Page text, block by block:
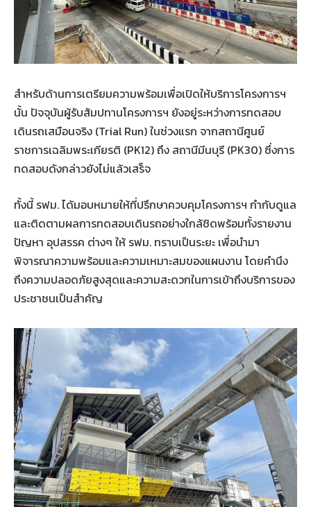
สำหรับด้านการเตรียมความพร้อมเพื่อเปิดให้บริการโครงการฯ
นั้น ปัจจุบันผู้รับสัมปทานโครงการฯ ยังอยู่ระหว่างการทดสอบ
เดินรถเสมือนจริง (Trial Run)ในช่วงแรก จากสถานีศูนย์
ราชการเฉลิมพระเกียรติ (PK12)ถึง สถานีมีนบุรี (PK30) ซึ่งการ
ทดสอบดังกล่าวยังไม่แล้วเสร็จ
ทั้งนี้ รฟม.ได้มอบหมายให้ที่ปรึกษาควบคุมโครงการฯ กำกับดูแล
และติดตามผลการทดสอบเดินรถอย่างใกล้ชิดพร้อมทั้งรายงาน
ปัญหา อุปสรรค ต่างๆ ให้ รฟม. ทราบเป็นระยะ เพื่อนำมา
พิจารณาความพร้อมและความเหมาะสมของแผนงาน โดยคำนึง
ถึงความปลอดภัยสูงสุดและความสะดวกในการเข้าถึงบริการของ
ประชาชนเป็นสำคัญ